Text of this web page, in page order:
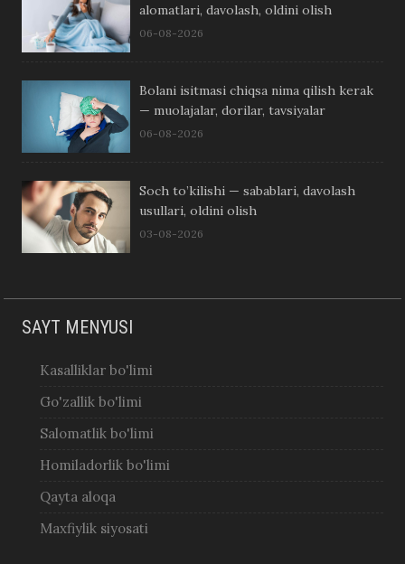
alomatlari, davolash, oldini olish
06-08-2026
Bolani isitmasi chiqsa nima qilish kerak
— muolajalar, dorilar, tavsiyalar
06-08-2026
Soch to’kilishi — sabablari, davolash
usullari, oldini olish
03-08-2026
SAYT MENYUSI
Kasalliklar bo'limi
Go'zallik bo'limi
Salomatlik bo'limi
Homiladorlik bo'limi
Qayta aloqa
Maxfiylik siyosati